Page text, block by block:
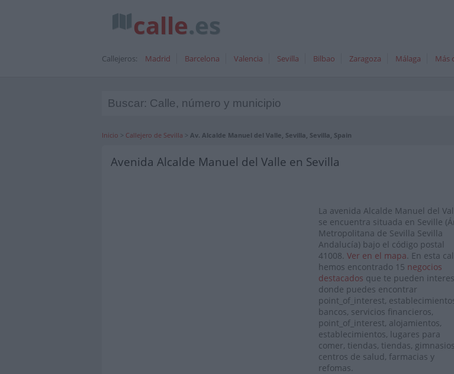
calle.es
Callejeros: Madrid Barcelona Valencia Sevilla Bilbao Zaragoza Málaga Más
Inicio > Callejero de Sevilla > Av. Alcalde Manuel del Valle, Sevilla, Sevilla, Spain
Avenida Alcalde Manuel del Valle en Sevilla
La avenida Alcalde Manuel del
se encuentra situada en Seville
Metropolitana de Sevilla Sevilla
Andalucía) bajo el código postal
41008. Ver en el mapa. En esta
hemos encontrado 15 negocios
destacados que te pueden
donde puedes encontrar
point_of_interest,
bancos, servicios financieros,
point_of_interest, alojamientos,
establecimientos, lugares para
comer, tiendas, tiendas,
centros de salud, farmacias y
refomas.